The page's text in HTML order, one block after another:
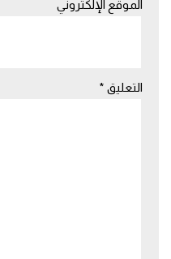
الموقع الإلكتروني
التعليق *